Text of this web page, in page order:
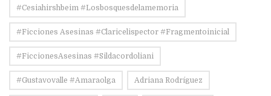
#Cesiahirshbeim #losbosquesdelamemoria
#ficciones Asesinas #claricelispector #fragmentoinicial
#FiccionesAsesinas #sildacordoliani
#Gustavovalle #amaraolga Adriana Rodríguez